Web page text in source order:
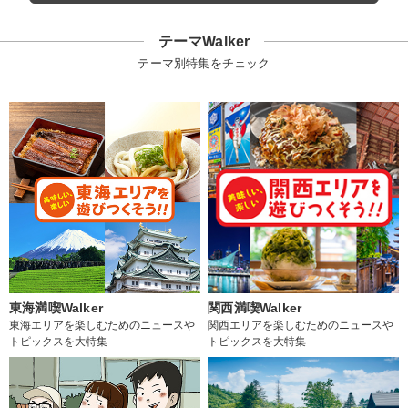
テーマWalker
テーマ別特集をチェック
東海満喫Walker
東海エリアを楽しむためのニュースや
トピックスを大特集
関西満喫Walker
関西エリアを楽しむためのニュースや
トピックスを大特集